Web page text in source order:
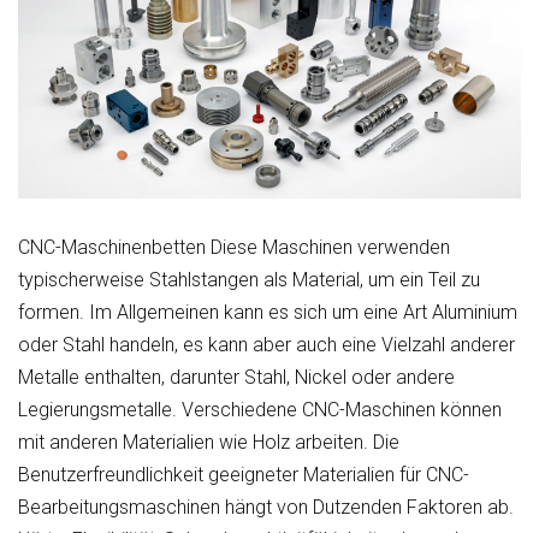
CNC-Maschinenbetten Diese Maschinen verwenden
typischerweise Stahlstangen als Material, um ein Teil zu
formen. Im Allgemeinen kann es sich um eine Art Aluminium
oder Stahl handeln, es kann aber auch eine Vielzahl anderer
Metalle enthalten, darunter Stahl, Nickel oder andere
Legierungsmetalle. Verschiedene CNC-Maschinen können
mit anderen Materialien wie Holz arbeiten. Die
Benutzerfreundlichkeit geeigneter Materialien für CNC-
Bearbeitungsmaschinen hängt von Dutzenden Faktoren ab.